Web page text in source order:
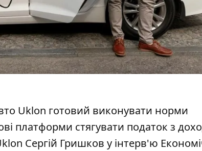
Uklon готовий виконувати норми
платформи стягувати податок з
Сергій Гришков у інтерв'ю